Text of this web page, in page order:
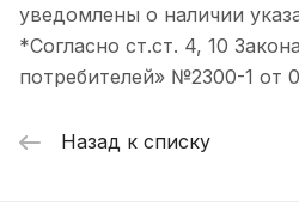
уведомлены о наличии
*Согласно ст.ст. 4, 10
потребителей» №2300-1 от
Назад к списку